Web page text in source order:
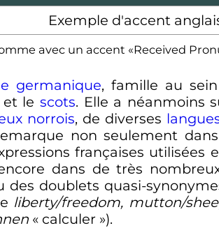
Exemple d'accent
avec un accent «Received
germanique, famille au
et le scots. Elle a néanmoins
norrois, de diverses
non seulement
françaises utilisées
dans de très
des doublets quasi-
liberty/freedom, mutton/
« calculer »).